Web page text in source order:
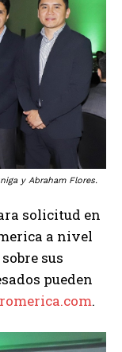
y Abraham Flores.
solicitud en
a nivel
sus
pueden
.